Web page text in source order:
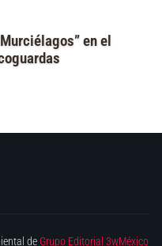
en el
de Grupo Editorial 3wMéxico